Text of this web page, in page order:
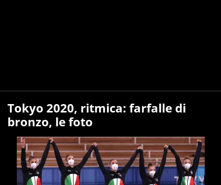
Tokyo 2020, ritmica: farfalle di
bronzo, le foto